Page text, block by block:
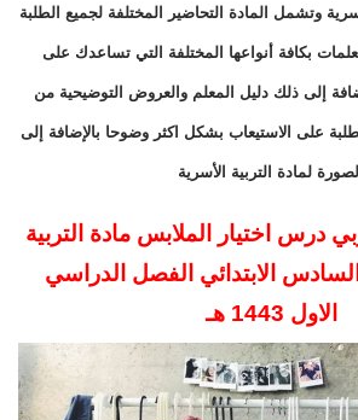
وتشمل المادة التحاضير المختلفة لجميع الطلبة
بكافة أنواعها المختلفة التي تساعدك على
إلى ذلك دليل المعلم والعروض التوضيحية من
على الاستيعاب بشكل اكثر وضوحا بالإضافة إلى
لمادة التربية الأسرية
درس اختيار الملابس مادة التربية
الابتدائي الفصل الدراسي
الاول 1443 هـ